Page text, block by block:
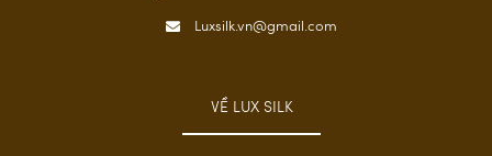
Luxsilk.vn@gmail.com
VỀ LUX SILK